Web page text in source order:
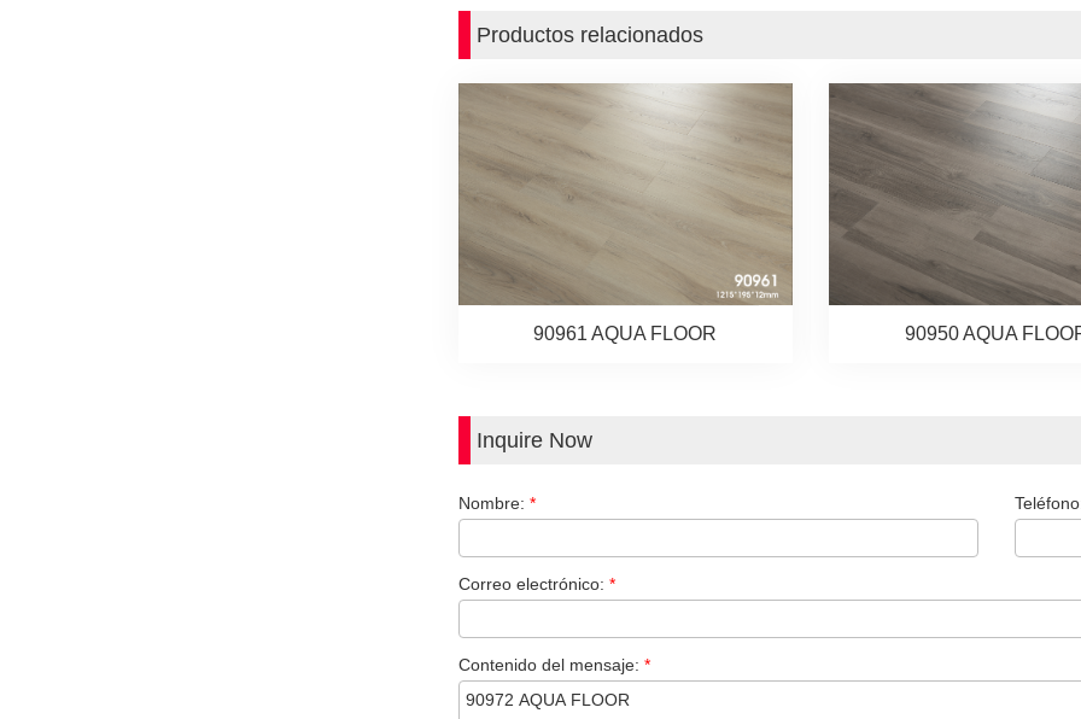
Productos relacionados
90961 AQUA FLOOR 90950 AQUA
Inquire Now
Nombre: *
Correo electrónico: *
Contenido del mensaje: *